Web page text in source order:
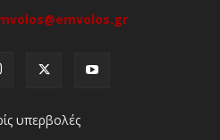
υπερβολές